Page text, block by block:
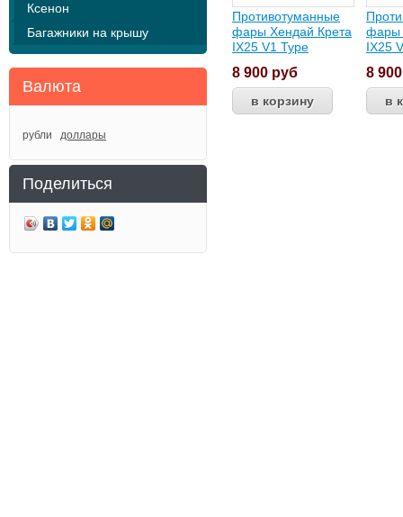
Ксенон
Багажники на крышу
Валюта
рубли доллары
Поделиться
Противотуманные
фары Хендай Крета
IX25 V1 Type
8 900 руб
фары
IX25
8